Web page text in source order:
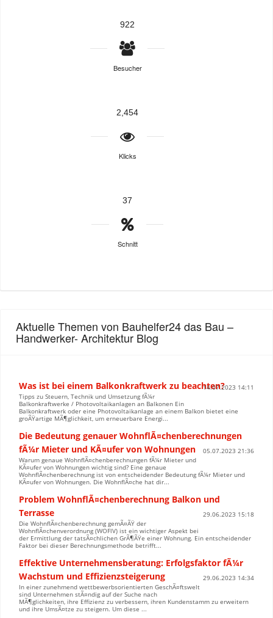
922
Besucher
2,454
Klicks
37
Schnitt
Aktuelle Themen von Bauhelfer24 das Bau –
Handwerker- Architektur Blog
Was ist bei einem Balkonkraftwerk zu beachten?14.07.2023 14:11
Tipps zu Steuern, Technik und Umsetzung fÃ¼r
Balkonkraftwerke / Photovoltaikanlagen an Balkonen Ein
Balkonkraftwerk oder eine Photovoltaikanlage an einem Balkon bietet eine
groÃŸartige MÃ¶glichkeit, um erneuerbare Energi...
Die Bedeutung genauer WohnflÃ¤chenberechnungen
fÃ¼r Mieter und KÃ¤ufer von Wohnungen
05.07.2023 21:36
Warum genaue WohnflÃ¤chenberechnungen fÃ¼r Mieter und
KÃ¤ufer von Wohnungen wichtig sind? Eine genaue
WohnflÃ¤chenberechnung ist von entscheidender Bedeutung fÃ¼r Mieter und
KÃ¤ufer von Wohnungen. Die WohnflÃ¤che hat dir...
Problem WohnflÃ¤chenberechnung Balkon und
Terrasse
29.06.2023 15:18
Die WohnflÃ¤chenberechnung gemÃ¤ÃŸ der
WohnflÃ¤chenverordnung (WOFlV) ist ein wichtiger Aspekt bei
der Ermittlung der tatsÃ¤chlichen GrÃ¶ÃŸe einer Wohnung. Ein entscheidender
Faktor bei dieser Berechnungsmethode betrifft...
Effektive Unternehmensberatung: Erfolgsfaktor fÃ¼r
Wachstum und Effizienzsteigerung
29.06.2023 14:34
In einer zunehmend wettbewerbsorientierten GeschÃ¤ftswelt
sind Unternehmen stÃ¤ndig auf der Suche nach
MÃ¶glichkeiten, ihre Effizienz zu verbessern, ihren Kundenstamm zu erweitern
und ihre UmsÃ¤tze zu steigern. Um diese ...